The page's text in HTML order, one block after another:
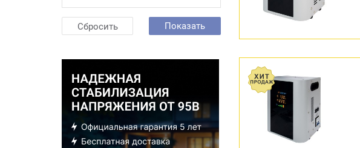
Сбросить Показать